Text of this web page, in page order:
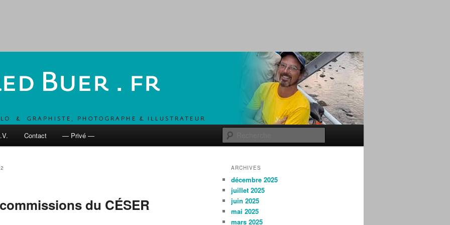
fr
UN COMBO POUR DÉVELOPPER LES MOBILITÉS ACTIVES
Contact — Privé —
du CÉSER
ARCHIVES
décembre 2025
juillet 2025
juin 2025
mai 2025
mars 2025